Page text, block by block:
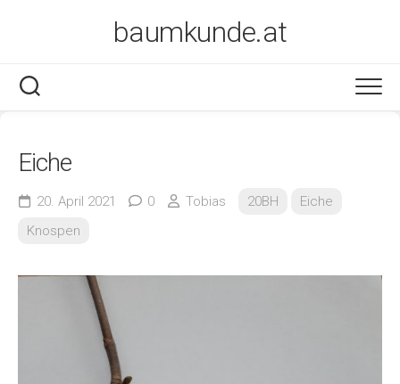
baumkunde.at
Eiche
20. April 2021 0 Tobias 20BH
Eiche
Knospen